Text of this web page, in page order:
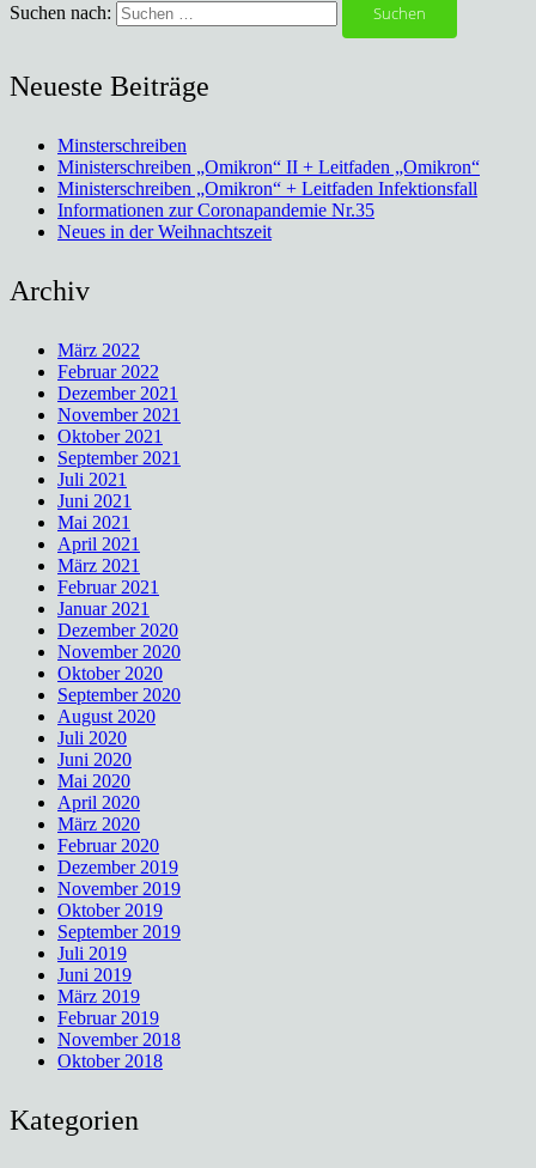
Suchen nach:
Neueste Beiträge
Minsterschreiben
Ministerschreiben „Omikron“ II + Leitfaden „Omikron“
Ministerschreiben „Omikron“ + Leitfaden Infektionsfall
Informationen zur Coronapandemie Nr.35
Neues in der Weihnachtszeit
Archiv
März 2022
Februar 2022
Dezember 2021
November 2021
Oktober 2021
September 2021
Juli 2021
Juni 2021
Mai 2021
April 2021
März 2021
Februar 2021
Januar 2021
Dezember 2020
November 2020
Oktober 2020
September 2020
August 2020
Juli 2020
Juni 2020
Mai 2020
April 2020
März 2020
Februar 2020
Dezember 2019
November 2019
Oktober 2019
September 2019
Juli 2019
Juni 2019
März 2019
Februar 2019
November 2018
Oktober 2018
Kategorien